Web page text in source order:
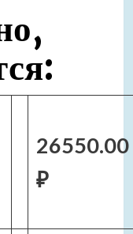
26550.00
₽